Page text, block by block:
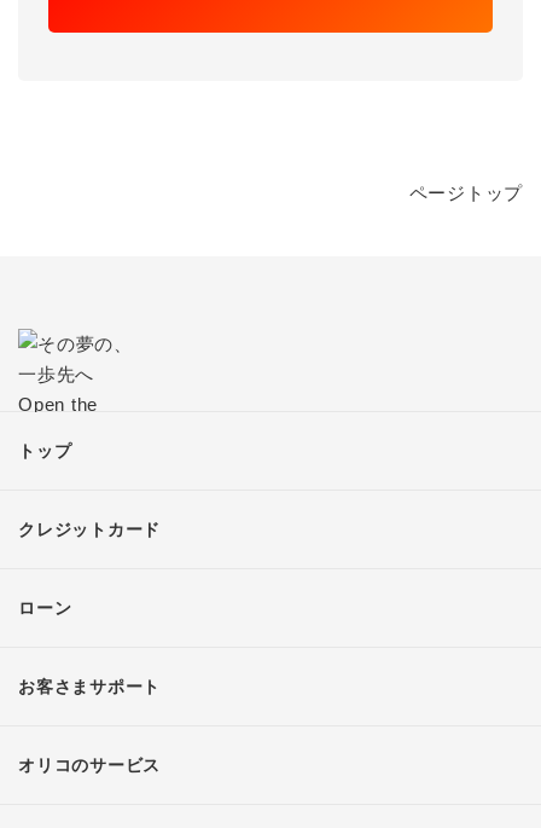
ページトップ
トップ
クレジットカード
ローン
お客さまサポート
オリコのサービス